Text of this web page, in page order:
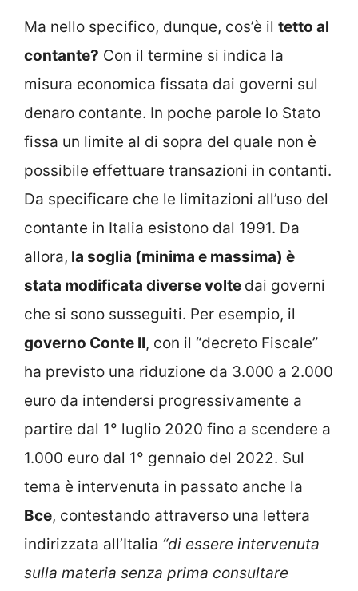
Ma nello specifico, dunque, cos’è il tetto al
contante? Con il termine si indica la
misura economica fissata dai governi sul
denaro contante. In poche parole lo Stato
fissa un limite al di sopra del quale non è
possibile effettuare transazioni in contanti.
Da specificare che le limitazioni all’uso del
contante in Italia esistono dal 1991. Da
allora, la soglia (minima e massima) è
stata modificata diverse volte dai governi
che si sono susseguiti. Per esempio, il
governo Conte II, con il “decreto Fiscale”
ha previsto una riduzione da 3.000 a 2.000
euro da intendersi progressivamente a
partire dal 1° luglio 2020 fino a scendere a
1.000 euro dal 1° gennaio del 2022. Sul
tema è intervenuta in passato anche la
Bce, contestando attraverso una lettera
indirizzata all’Italia “di essere intervenuta
sulla materia senza prima consultare